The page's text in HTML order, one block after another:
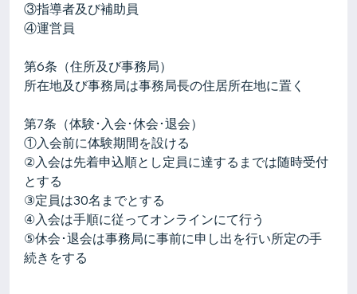
③指導者及び補助員
④運営員
第6条（住所及び事務局）
所在地及び事務局は事務局長の住居所在地に置く
第7条（体験･入会･休会･退会）
①入会前に体験期間を設ける
②入会は先着申込順とし定員に達するまでは随時受付
とする
③定員は30名までとする
④入会は手順に従ってオンラインにて行う
⑤休会･退会は事務局に事前に申し出を行い所定の手
続きをする